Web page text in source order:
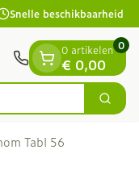
Snelle beschikbaarheid
Zoek
0 artikelen
€ 0,00
0
Tabl 56